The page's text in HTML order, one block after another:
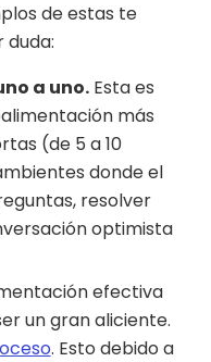
de estas te
duda:
a uno.Esta es
más
(de 5 a 10
donde el
resolver
optimista
efectiva
un gran aliciente.
. Esto debido a